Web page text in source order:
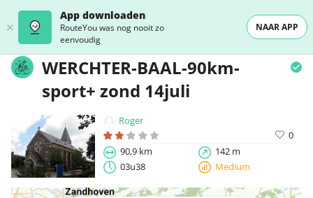
App downloaden
RouteYou was nog nooit zo
eenvoudig
NAAR APP
WERCHTER-BAAL-90km-
sport+ zond 14juli
Roger
0
90,9 km
142 m
03u38
Medium